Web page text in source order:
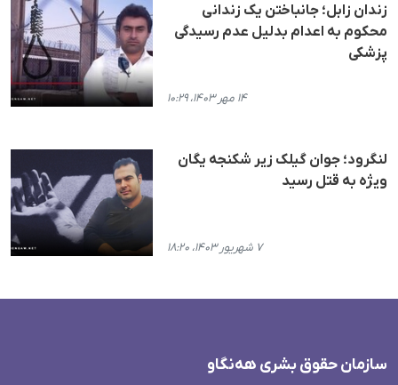
زندان زابل؛ جانباختن یک زندانی
محکوم به اعدام بدلیل عدم رسیدگی
پزشکی
۱۴ مهر ۱۴۰۳، ۱۰:۲۹
لنگرود؛ جوان گیلک زیر شکنجه یگان
ویژه به قتل رسید
۷ شهریور ۱۴۰۳، ۱۸:۲۰
سازمان حقوق بشری هەنگاو